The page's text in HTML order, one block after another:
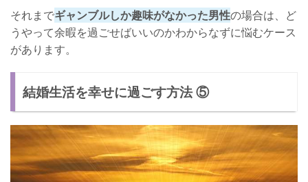
それまでギャンブルしか趣味がなかった男性の場合は、ど
うやって余暇を過ごせばいいのかわからなずに悩むケース
があります。
結婚生活を幸せに過ごす方法 ⑤